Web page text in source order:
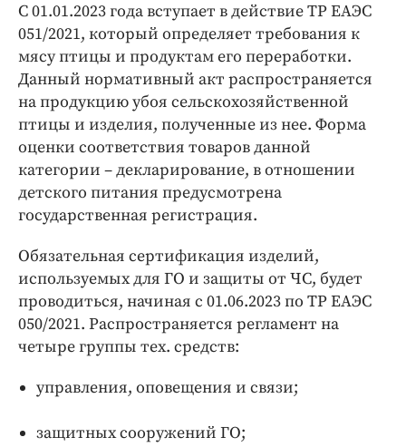
С 01.01.2023 года вступает в действие ТР ЕАЭС
051/2021, который определяет требования к
мясу птицы и продуктам его переработки.
Данный нормативный акт распространяется
на продукцию убоя сельскохозяйственной
птицы и изделия, полученные из нее. Форма
оценки соответствия товаров данной
категории – декларирование, в отношении
детского питания предусмотрена
государственная регистрация.
Обязательная сертификация изделий,
используемых для ГО и защиты от ЧС, будет
проводиться, начиная с 01.06.2023 по ТР ЕАЭС
050/2021. Распространяется регламент на
четыре группы тех. средств:
управления, оповещения и связи;
защитных сооружений ГО;